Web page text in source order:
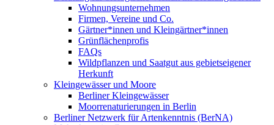
Wohnungsunternehmen
Firmen, Vereine und Co.
Gärtner*innen und Kleingärtner*innen
Grünflächenprofis
FAQs
Wildpflanzen und Saatgut aus gebietseigener
Herkunft
Kleingewässer und Moore
Berliner Kleingewässer
Moorrenaturierungen in Berlin
Berliner Netzwerk für Artenkenntnis (BerNA)